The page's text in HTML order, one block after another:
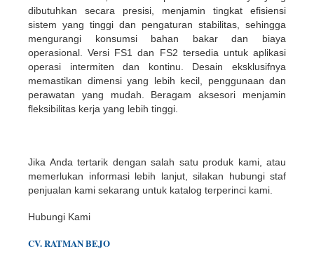
dibutuhkan secara presisi, menjamin tingkat efisiensi
sistem yang tinggi dan pengaturan stabilitas, sehingga
mengurangi konsumsi bahan bakar dan biaya
operasional. Versi FS1 dan FS2 tersedia untuk aplikasi
operasi intermiten dan kontinu. Desain eksklusifnya
memastikan dimensi yang lebih kecil, penggunaan dan
perawatan yang mudah. Beragam aksesori menjamin
fleksibilitas kerja yang lebih tinggi.
Jika Anda tertarik dengan salah satu produk kami, atau
memerlukan informasi lebih lanjut, silakan hubungi staf
penjualan kami sekarang untuk katalog terperinci kami.
Hubungi Kami
CV. RATMAN BEJO